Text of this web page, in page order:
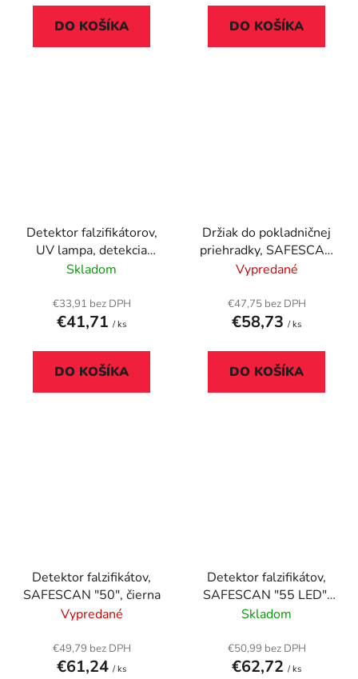
DO KOŠÍKA DO KOŠÍKA
Detektor falzifikátorov,
UV lampa, detekcia
vodotlače, CASHTECH
Skladom
€33,91 bez DPH
€41,71 / ks
DO KOŠÍKA
Držiak do pokladničnej
priehradky, SAFESCAN
"4141T2"
Vypredané
€47,75 bez DPH
€58,73 / ks
DO KOŠÍKA
Detektor falzifikátov,
SAFESCAN "50", čierna
Vypredané
€49,79 bez DPH
€61,24 / ks
Detektor falzifikátov,
SAFESCAN "55 LED",
čierny
Skladom
€50,99 bez DPH
€62,72 / ks